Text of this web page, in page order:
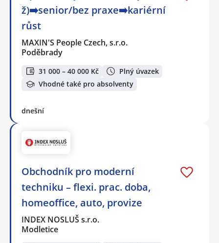
ž)➡️senior/bez praxe➡️kariérní
růst
MAXIN'S People Czech, s.r.o.
Poděbrady
31 000 – 40 000 Kč
Plný úvazek
Vhodné také pro absolventy
dnešní
Obchodník pro moderní
techniku – flexi. prac. doba,
homeoffice, auto, provize
INDEX NOSLUŠ s.r.o.
Modletice